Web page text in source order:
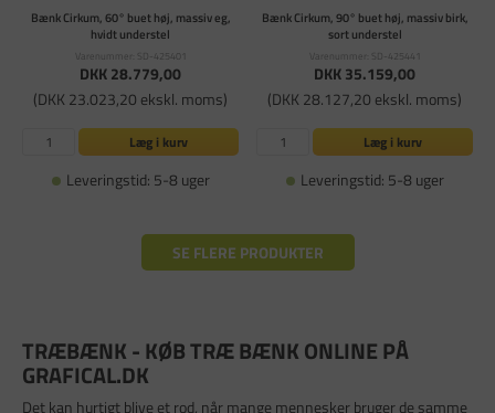
Bænk Cirkum, 60° buet høj, massiv eg,
hvidt understel
Varenummer: SD-425401
DKK 28.779,00
(DKK 23.023,20 ekskl. moms)
Læg i kurv
Leveringstid: 5-8 uger
Bænk Cirkum, 90° buet høj, massiv birk,
sort understel
Varenummer: SD-425441
DKK 35.159,00
(DKK 28.127,20 ekskl. moms)
Læg i kurv
Leveringstid: 5-8 uger
SE FLERE PRODUKTER
TRÆBÆNK - KØB TRÆ BÆNK ONLINE PÅ
GRAFICAL.DK
Det kan hurtigt blive et rod, når mange mennesker bruger de samme